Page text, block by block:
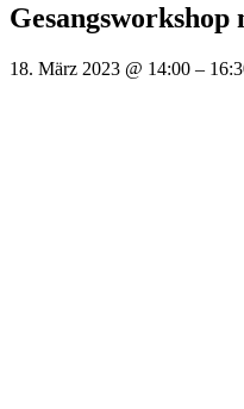
Gesangsworkshop
18. März 2023 @ 14:00 –